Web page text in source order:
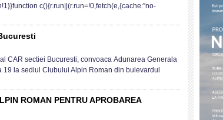
c(){r.run||(r.run=!0,fetch(e,{cache:”no-
CAR sectiei Bucuresti, convoaca Adunarea Generala
la sediul Clubului Alpin Roman din bulevardul
ROMAN PENTRU APROBAREA